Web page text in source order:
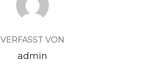
VERFASST VON
admin